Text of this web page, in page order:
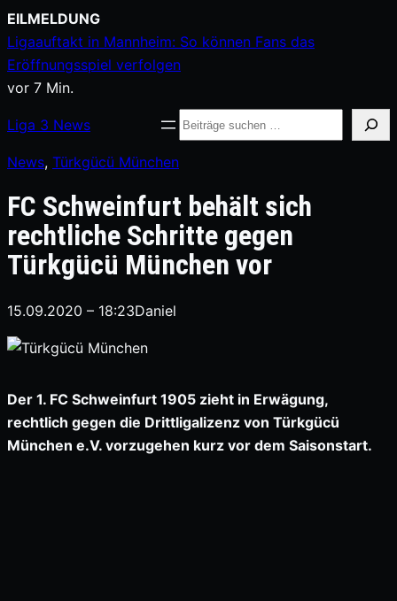
Zum
Inhalt
springen
EILMELDUNG
Ligaauftakt in Mannheim: So können Fans das
Eröffnungsspiel verfolgen
vor 7 Min.
Liga 3 News Suche
News, Türkgücü München
FC Schweinfurt behält sich
rechtliche Schritte gegen
Türkgücü München vor
15.09.2020 – 18:23Daniel
Der 1. FC Schweinfurt 1905 zieht in Erwägung,
rechtlich gegen die Drittligalizenz von Türkgücü
München e.V. vorzugehen kurz vor dem Saisonstart.